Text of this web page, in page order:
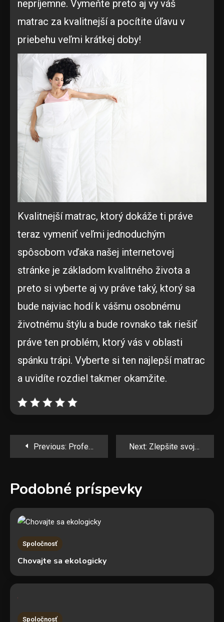
nepríjemne. Vymeňte preto aj vy váš
matrac za kvalitnejší a pocítite úľavu v
priebehu veľmi krátkej doby!
Kvalitnejší matrac, ktorý dokáže ti práve
teraz vymeniť veľmi jednoduchým
spôsobom vďaka našej internetovej
stránke je základom kvalitného života a
preto si vyberte aj vy práve taký, ktorý sa
bude najviac hodí k vášmu osobnému
životnému štýlu a bude rovnako tak riešiť
práve ten problém, ktorý vás v oblasti
spánku trápi. Vyberte si ten najlepší matrac
a uvidíte rozdiel takmer okamžite.
Navigácia
článku
Previous: Profesionálne krtkovanie formou nonstop služby Next: Zlepšite svoj život so zdravým stravovaním
Podobné príspevky
Spoločnosť
Chovajte sa ekologicky
Spoločnosť